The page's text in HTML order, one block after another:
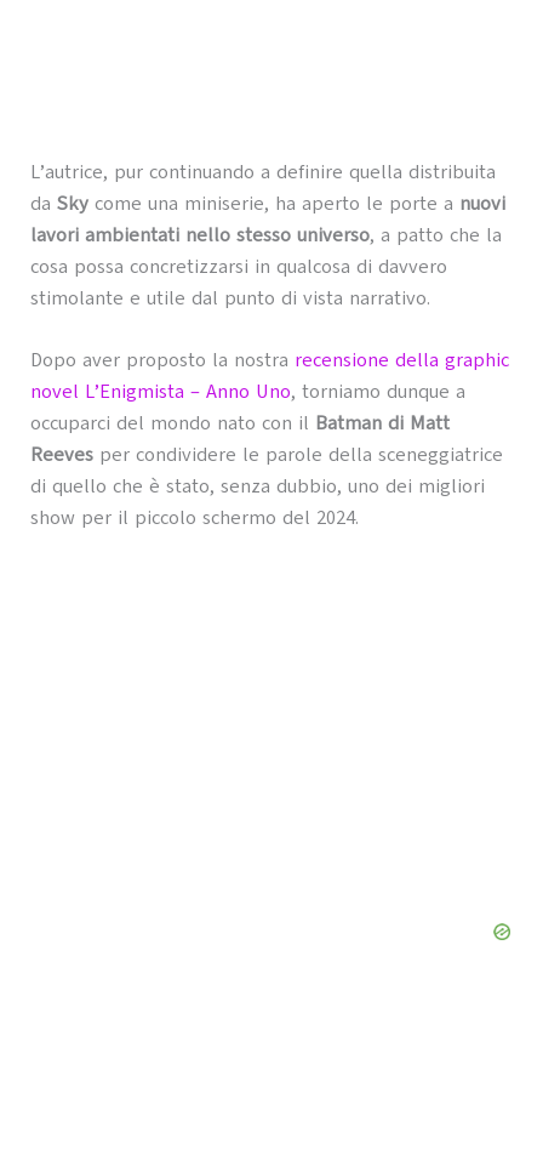
L’autrice, pur continuando a definire quella distribuita
da Skycome una miniserie, ha aperto le porte a nuovi
lavori ambientati nello stesso universo, a patto che la
cosa possa concretizzarsi in qualcosa di davvero
stimolante e utile dal punto di vista narrativo.
Dopo aver proposto la nostra recensione della graphic
novel L’Enigmista – Anno Uno, torniamo dunque a
occuparci del mondo nato con il Batman di Matt
Reevesper condividere le parole della sceneggiatrice
di quello che è stato, senza dubbio, uno dei migliori
show per il piccolo schermo del 2024.